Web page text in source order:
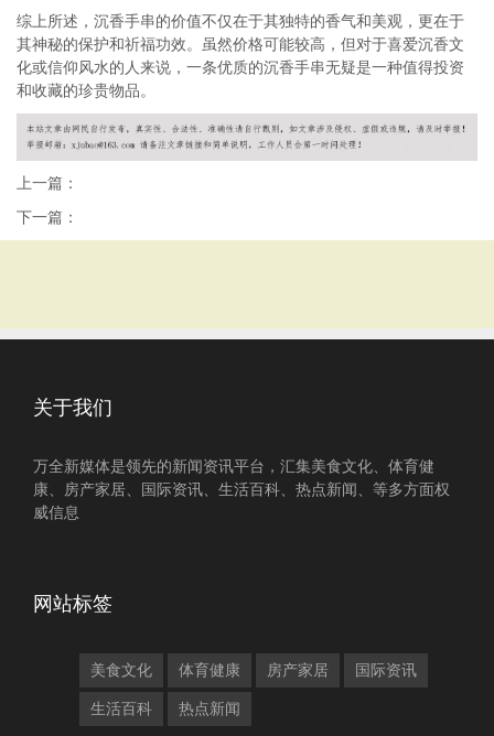
综上所述，沉香手串的价值不仅在于其独特的香气和美观，更在于
其神秘的保护和祈福功效。虽然价格可能较高，但对于喜爱沉香文
化或信仰风水的人来说，一条优质的沉香手串无疑是一种值得投资
和收藏的珍贵物品。
上一篇：
下一篇：
关于我们
万全新媒体是领先的新闻资讯平台，汇集美食文化、体育健
康、房产家居、国际资讯、生活百科、热点新闻、等多方面权
威信息
网站标签
美食文化 体育健康 房产家居 国际资讯
生活百科 热点新闻